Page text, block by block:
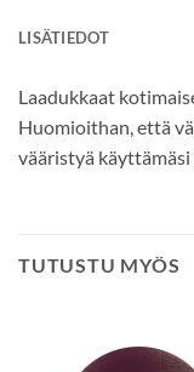
LISÄTIEDOT
Laadukkaat
Huomioithan, että
vääristyä
TUTUSTU MYÖS